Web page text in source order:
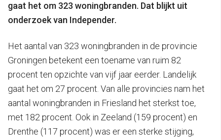
gaat het om 323 woningbranden. Dat blijkt uit
onderzoek van Independer.
Het aantal van 323 woningbranden in de provincie
Groningen betekent een toename van ruim 82
procent ten opzichte van vijf jaar eerder. Landelijk
gaat het om 27 procent. Van alle provincies nam het
aantal woningbranden in Friesland het sterkst toe,
met 182 procent. Ook in Zeeland (159 procent) en
Drenthe (117 procent) was er een sterke stijging,